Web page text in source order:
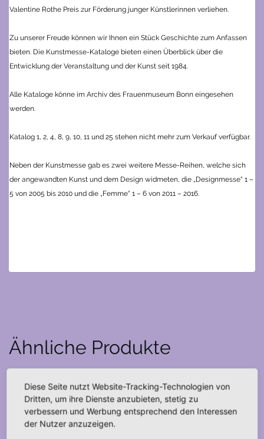
Valentine Rothe Preis zur Förderung junger Künstlerinnen verliehen.
Zu unserer Freude können wir Ihnen ein Stück Geschichte zum Anfassen
bieten. Die Kunstmesse-Kataloge bieten einen Überblick über die
Entwicklung der Veranstaltung und der Kunst seit 1984.
Alle Kataloge könne im Archiv des Frauenmuseum Bonn eingesehen
werden.
Katalog 1, 2, 4, 8, 9, 10, 11 und 25 stehen nicht mehr zum Verkauf verfügbar.
Neben der Kunstmesse gab es zwei weitere Messe-Reihen, welche sich
der angewandten Kunst und dem Design widmeten, die „Designmesse“ 1 –
5 von 2005 bis 2010 und die „Femme“ 1 – 6 von 2011 – 2016.
Ähnliche Produkte
Diese Seite nutzt Website-Tracking-Technologien von
Dritten, um ihre Dienste anzubieten, stetig zu
verbessern und Werbung entsprechend den Interessen
der Nutzer anzuzeigen.